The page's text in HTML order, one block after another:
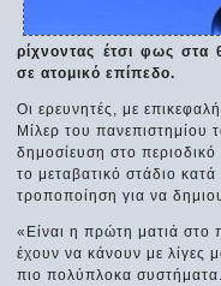
ρίχνοντας έτσι φως στα
σε ατομικό επίπεδο.
Οι ερευνητές, με
Μίλερ του πανεπιστημίου
δημοσίευση στο
το μεταβατικό στάδιο
τροποποίηση για να
«Είναι η πρώτη ματιά στο
έχουν να κάνουν με λίγες
πιο πολύπλοκα